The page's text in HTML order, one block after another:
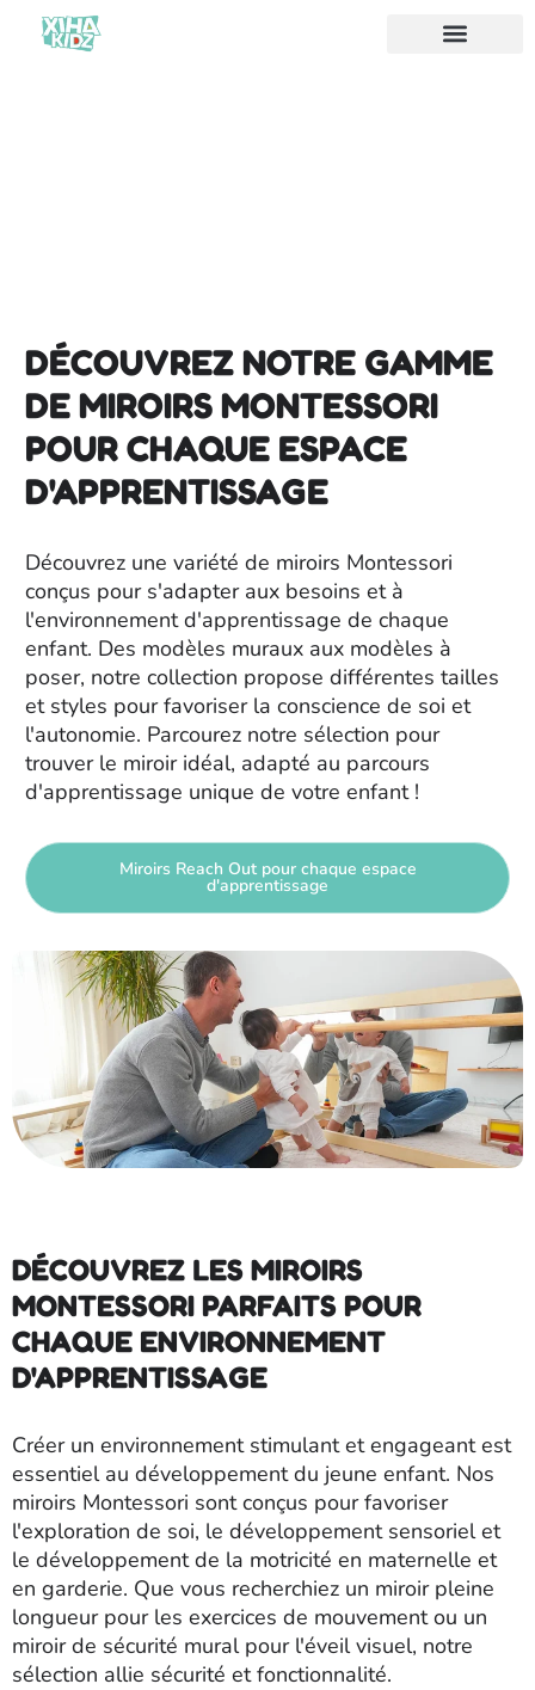
DÉCOUVREZ NOTRE GAMME
DE MIROIRS MONTESSORI
POUR CHAQUE ESPACE
D'APPRENTISSAGE
Découvrez une variété de miroirs Montessori
conçus pour s'adapter aux besoins et à
l'environnement d'apprentissage de chaque
enfant. Des modèles muraux aux modèles à
poser, notre collection propose différentes tailles
et styles pour favoriser la conscience de soi et
l'autonomie. Parcourez notre sélection pour
trouver le miroir idéal, adapté au parcours
d'apprentissage unique de votre enfant !
Miroirs Reach Out pour chaque espace
d'apprentissage
DÉCOUVREZ LES MIROIRS
MONTESSORI PARFAITS POUR
CHAQUE ENVIRONNEMENT
D'APPRENTISSAGE
Créer un environnement stimulant et engageant est
essentiel au développement du jeune enfant. Nos
miroirs Montessori sont conçus pour favoriser
l'exploration de soi, le développement sensoriel et
le développement de la motricité en maternelle et
en garderie. Que vous recherchiez un miroir pleine
longueur pour les exercices de mouvement ou un
miroir de sécurité mural pour l'éveil visuel, notre
sélection allie sécurité et fonctionnalité.